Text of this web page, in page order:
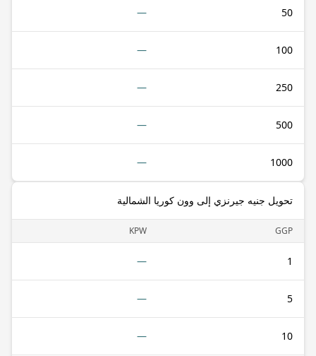
50
—
100
—
250
—
500
—
1000
—
تحويل جنيه جيرنزي إلى وون كوريا الشمالية
GGP
KPW
1
—
5
—
10
—